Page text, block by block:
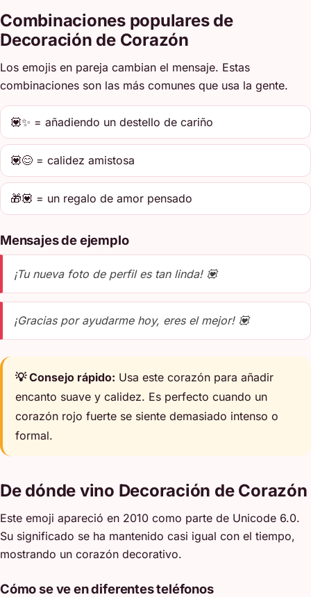
Combinaciones populares de
Decoración de Corazón
Los emojis en pareja cambian el mensaje. Estas
combinaciones son las más comunes que usa la gente.
💟✨ = añadiendo un destello de cariño
💟😊 = calidez amistosa
🎁💟 = un regalo de amor pensado
Mensajes de ejemplo
¡Tu nueva foto de perfil es tan linda! 💟
¡Gracias por ayudarme hoy, eres el mejor! 💟
💡 Consejo rápido: Usa este corazón para añadir
encanto suave y calidez. Es perfecto cuando un
corazón rojo fuerte se siente demasiado intenso o
formal.
De dónde vino Decoración de Corazón
Este emoji apareció en 2010 como parte de Unicode 6.0.
Su significado se ha mantenido casi igual con el tiempo,
mostrando un corazón decorativo.
Cómo se ve en diferentes teléfonos